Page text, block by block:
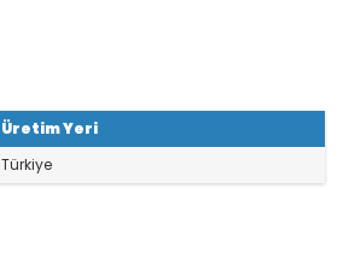
Üretim Yeri
Türkiye